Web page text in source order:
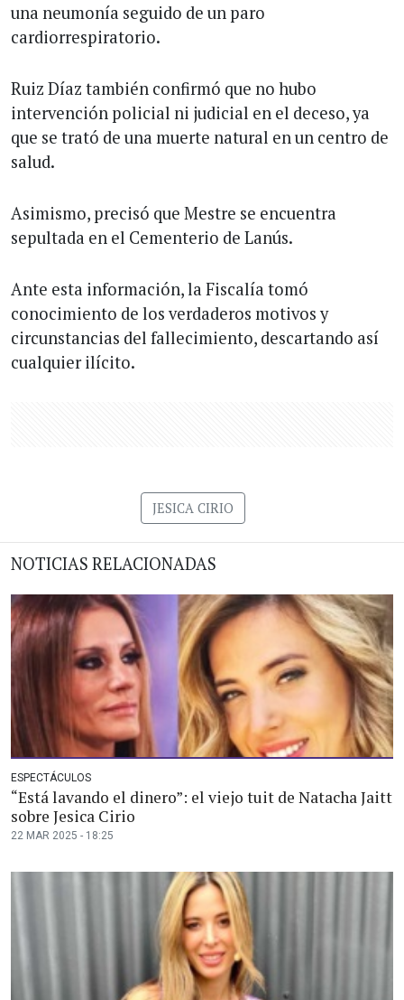
una neumonía seguido de un paro
cardiorrespiratorio.
Ruiz Díaz también confirmó que no hubo
intervención policial ni judicial en el deceso, ya
que se trató de una muerte natural en un centro de
salud.
Asimismo, precisó que Mestre se encuentra
sepultada en el Cementerio de Lanús.
Ante esta información, la Fiscalía tomó
conocimiento de los verdaderos motivos y
circunstancias del fallecimiento, descartando así
cualquier ilícito.
JESICA CIRIO
NOTICIAS RELACIONADAS
ESPECTÁCULOS
“Está lavando el dinero”: el viejo tuit de Natacha Jaitt
sobre Jesica Cirio
22 MAR 2025 - 18:25